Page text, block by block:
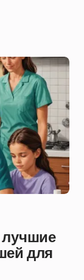
лучшие
для